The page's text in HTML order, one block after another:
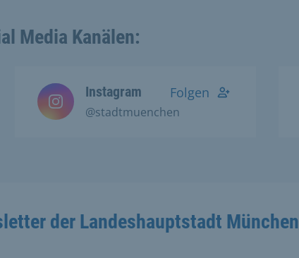
Media Kanälen:
Instagram
@stadtmuenchen
Folgen
der Landeshauptstadt München